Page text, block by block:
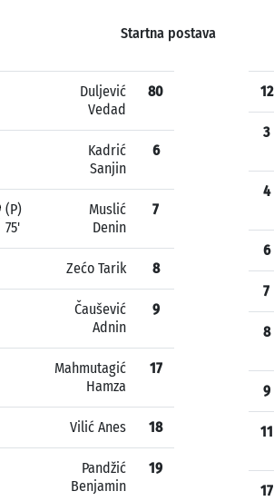
Startna postava
Duljević
Vedad
80
Kadrić
Sanjin
6
(P)
75'
Muslić
Denin
7
Zećo Tarik 8
Čaušević
Adnin
9
Mahmutagić
Hamza
17
Vilić Anes 18
Pandžić
Benjamin
19
12
3
4
6
7
8
9
11
17